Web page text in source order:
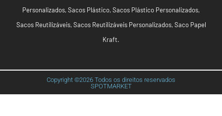
Personalizados,Sacos Plástico,Sacos Plástico Personalizados,
Sacos Reutilizáveis,Sacos Reutilizáveis Personalizados,Saco Papel
Kraft.
Copyright ©2026 Todos os direitos reservados
SPOTMARKET